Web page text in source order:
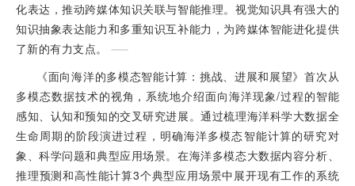
化表达，推动跨媒体知识关联与智能推理。视觉知识具有强大的
知识抽象表达能力和多重知识互补能力，为跨媒体智能进化提供
了新的有力支点。
《面向海洋的多模态智能计算：挑战、进展和展望》首次从
多模态数据技术的视角，系统地介绍面向海洋现象/过程的智能
感知、认知和预知的交叉研究进展。通过梳理海洋科学大数据全
生命周期的阶段演进过程，明确海洋多模态智能计算的研究对
象、科学问题和典型应用场景。在海洋多模态大数据内容分析、
推理预测和高性能计算3个典型应用场景中展开现有工作的系统